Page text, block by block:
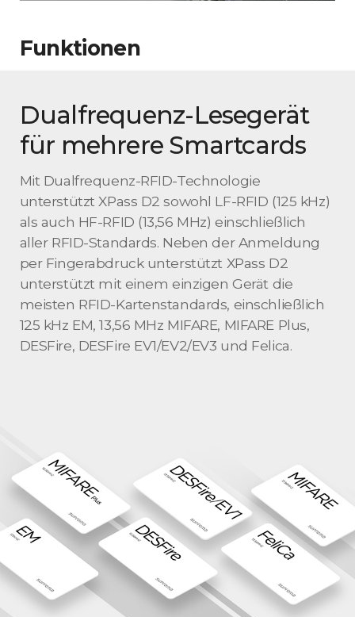
Funktionen
Dualfrequenz-Lesegerät
für mehrere Smartcards
Mit Dualfrequenz-RFID-Technologie
unterstützt XPass D2 sowohl LF-RFID (125 kHz)
als auch HF-RFID (13,56 MHz) einschließlich
aller RFID-Standards. Neben der Anmeldung
per Fingerabdruck unterstützt XPass D2
unterstützt mit einem einzigen Gerät die
meisten RFID-Kartenstandards, einschließlich
125 kHz EM, 13,56 MHz MIFARE, MIFARE Plus,
DESFire, DESFire EV1/EV2/EV3 und Felica.